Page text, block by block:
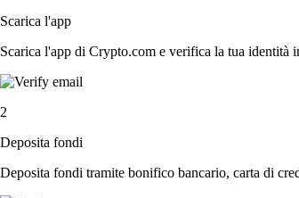
Scarica l'app
Scarica l'app di Crypto.com e verifica la tua identità
2
Deposita fondi
Deposita fondi tramite bonifico bancario, carta di